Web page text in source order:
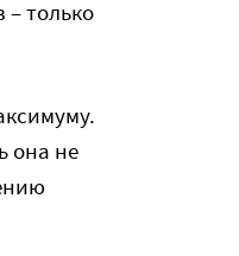
только
она не